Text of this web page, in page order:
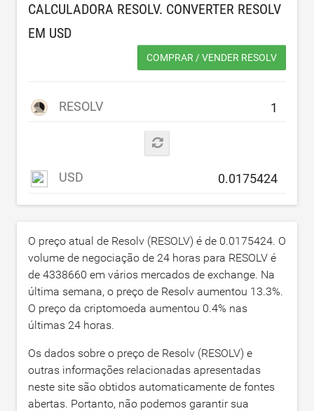
CALCULADORA RESOLV. CONVERTER RESOLV
EM USD
COMPRAR / VENDER RESOLV
RESOLV
USD
O preço atual de Resolv (RESOLV) é de 0.0175424. O
volume de negociação de 24 horas para RESOLV é
de 4338660 em vários mercados de exchange. Na
última semana, o preço de Resolv aumentou 13.3%.
O preço da criptomoeda aumentou 0.4% nas
últimas 24 horas.
Os dados sobre o preço de Resolv (RESOLV) e
outras informações relacionadas apresentadas
neste site são obtidos automaticamente de fontes
abertas. Portanto, não podemos garantir sua